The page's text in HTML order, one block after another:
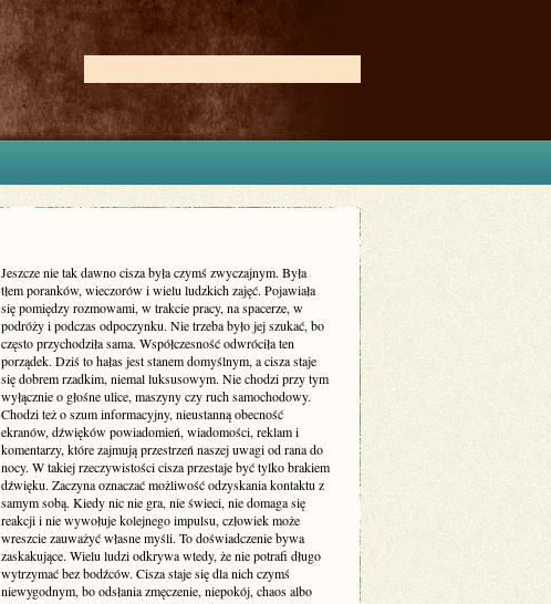
Jeszcze nie tak dawno cisza była czymś zwyczajnym. Była
tłem poranków, wieczorów i wielu ludzkich zajęć. Pojawiała
się pomiędzy rozmowami, w trakcie pracy, na spacerze, w
podróży i podczas odpoczynku. Nie trzeba było jej szukać, bo
często przychodziła sama. Współczesność odwróciła ten
porządek. Dziś to hałas jest stanem domyślnym, a cisza staje
się dobrem rzadkim, niemal luksusowym. Nie chodzi przy tym
wyłącznie o głośne ulice, maszyny czy ruch samochodowy.
Chodzi też o szum informacyjny, nieustanną obecność
ekranów, dźwięków powiadomień, wiadomości, reklam i
komentarzy, które zajmują przestrzeń naszej uwagi od rana do
nocy. W takiej rzeczywistości cisza przestaje być tylko brakiem
dźwięku. Zaczyna oznaczać możliwość odzyskania kontaktu z
samym sobą. Kiedy nic nie gra, nie świeci, nie domaga się
reakcji i nie wywołuje kolejnego impulsu, człowiek może
wreszcie zauważyć własne myśli. To doświadczenie bywa
zaskakujące. Wielu ludzi odkrywa wtedy, że nie potrafi długo
wytrzymać bez bodźców. Cisza staje się dla nich czymś
niewygodnym, bo odsłania zmęczenie, niepokój, chaos albo